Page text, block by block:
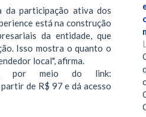
da participação ativa dos
está na construção
da entidade, que
Isso mostra o quanto o
local", afirma.
por meio do link:
de R$ 97 e dá acesso